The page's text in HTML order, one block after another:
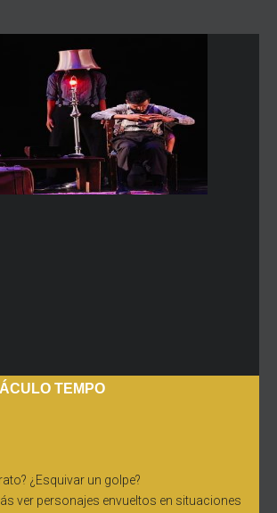
TEMPO
¿Esquivar un golpe?
ver personajes envueltos en situaciones